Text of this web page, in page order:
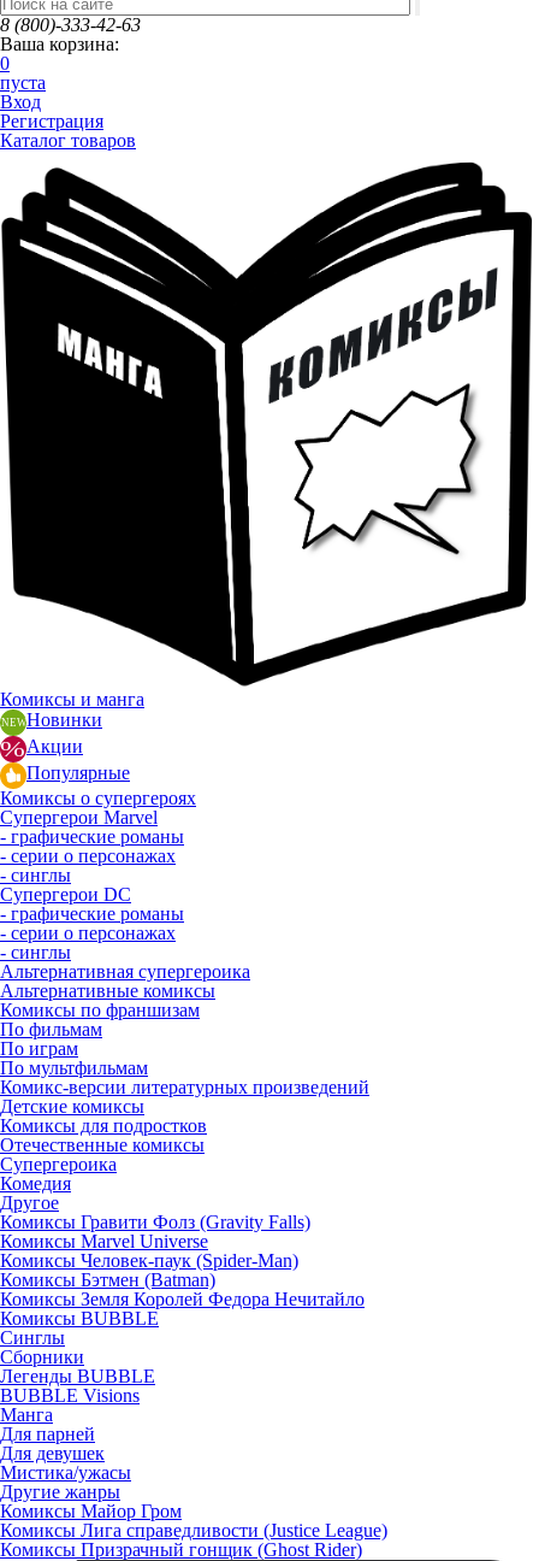
8 (800)-333-42-63
Ваша корзина:
0
пуста
Вход
Регистрация
Каталог товаров
Комиксы и манга
Новинки
Акции
Популярные
Комиксы о супергероях
Супергерои Marvel
- графические романы
- серии о персонажах
- синглы
Супергерои DC
- графические романы
- серии о персонажах
- синглы
Альтернативная супергероика
Альтернативные комиксы
Комиксы по франшизам
По фильмам
По играм
По мультфильмам
Комикс-версии литературных произведений
Детские комиксы
Комиксы для подростков
Отечественные комиксы
Супергероика
Комедия
Другое
Комиксы Гравити Фолз (Gravity Falls)
Комиксы Marvel Universe
Комиксы Человек-паук (Spider-Man)
Комиксы Бэтмен (Batman)
Комиксы Земля Королей Федора Нечитайло
Комиксы BUBBLE
Синглы
Сборники
Легенды BUBBLE
BUBBLE Visions
Манга
Для парней
Для девушек
Мистика/ужасы
Другие жанры
Комиксы Майор Гром
Комиксы Лига справедливости (Justice League)
Комиксы Призрачный гонщик (Ghost Rider)